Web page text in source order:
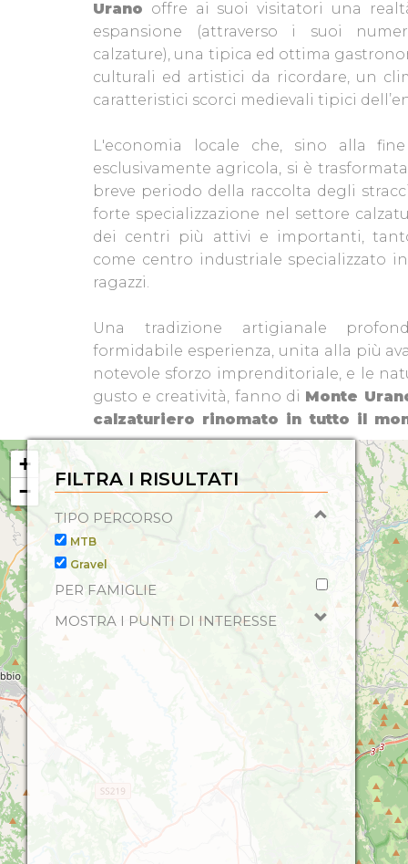
Urano offre ai suoi visitatori una
espansione (attraverso i suoi
calzature), una tipica ed ottima
culturali ed artistici da ricordare, un
caratteristici scorci medievali tipici
L'economia locale che, sino alla
esclusivamente agricola, si è
breve periodo della raccolta degli
forte specializzazione nel settore
dei centri più attivi e importanti,
come centro industriale specializzato
ragazzi.
Una tradizione artigianale
formidabile esperienza, unita alla più
notevole sforzo imprenditoriale, e le
gusto e creatività, fanno di Monte
calzaturiero rinomato in tutto il
+
−
FILTRA I RISULTATI
TIPO PERCORSO
MTB
Gravel
PER FAMIGLIE
MOSTRA I PUNTI DI INTERESSE